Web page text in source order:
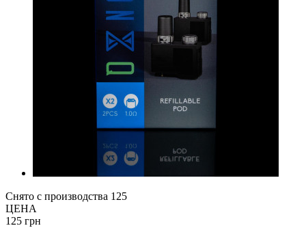
Снято с производства 125
ЦЕНА
125 грн